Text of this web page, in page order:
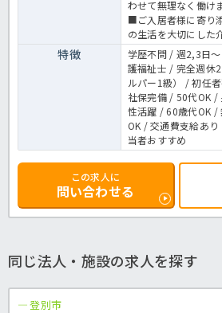
わせて無理なく働け
■ご入居者様に寄り
の生活を大切にした
特徴
学歴不問 / 週2,3日
護福祉士 / 完全週休
ルパー1級） / 初任
社保完備 / 50代OK /
性活躍 / 60歳代OK /
OK / 交通費支給あ
当者おすすめ
この求人に
問い合わせる
同じ法人・施設の求人を探す
登別市